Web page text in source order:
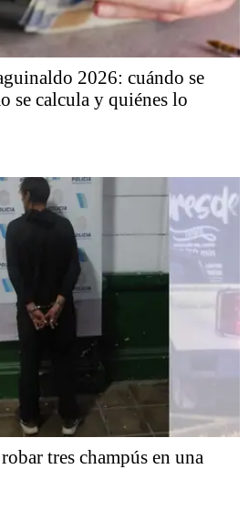
2026: cuándo se
se calcula y quiénes lo
tres champús en una